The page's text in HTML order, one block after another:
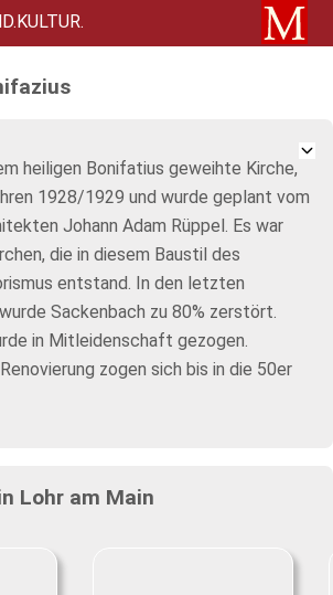
heiligen Bonifatius geweihte Kirche,
1928/1929 und wurde geplant vom
Johann Adam Rüppel. Es war
die in diesem Baustil des
entstand. In den letzten
Sackenbach zu 80% zerstört.
in Mitleidenschaft gezogen.
zogen sich bis in die 50er
Lohr am Main